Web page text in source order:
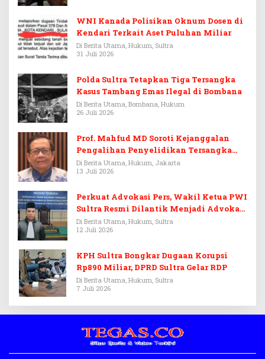
WNI Kanada Polisikan Oknum Dosen di
Kendari Terkait Aset Puluhan Miliar
Di Berita Utama, Hukum, Sultra
31 Juli 2026
Polda Sultra Tetapkan Tiga Tersangka
Kasus Tambang Emas Ilegal di Bombana
Di Berita Utama, Bombana, Hukum
26 Juli 2026
Prof. Mahfud MD Soroti Kejanggalan
Pengalihan Penyelidikan Tersangka
Febrie Adriansyah
Di Berita Utama, Hukum, Jakarta
13 Juli 2026
Perkuat Advokasi Pers, Wakil Ketua PWI
Sultra Resmi Dilantik Menjadi Advokat
PERADI
Di Berita Utama, Hukum, Sultra
12 Juli 2026
KPH Sultra Bongkar Dugaan Korupsi
Rp890 Miliar, DPRD Sultra Gelar RDP
Di Berita Utama, Hukum, Sultra
7 Juli 2026